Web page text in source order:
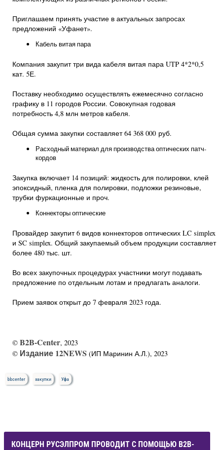
Приглашаем принять участие в актуальных запросах
предложений «Уфанет».
Кабель витая пара
Компания закупит три вида кабеля витая пара UTP 4*2*0,5
кат. 5Е.
Поставку необходимо осуществлять ежемесячно согласно
графику в 11 городов России. Совокупная годовая
потребность 4,8 млн метров кабеля.
Общая сумма закупки составляет 64 368 000 руб.
Расходный материал для производства оптических патч-
кордов
Закупка включает 14 позиций: жидкость для полировки, клей
эпоксидный, пленка для полировки, подложки резиновые,
трубки фуркационные и проч.
Коннекторы оптические
Провайдер закупит 6 видов коннекторов оптических LC simplex
и SC simplex. Общий закупаемый объем продукции составляет
более 480 тыс. шт.
Во всех закупочных процедурах участники могут подавать
предложение по отдельным лотам и предлагать аналоги.
Прием заявок открыт до 7 февраля 2023 года.
© B2B-Center, 2023
© Издание 12NEWS (ИП Маринин А.Л.), 2023
bbcenter закупки Уфа
КОНЦЕРН РУСЭЛПРОМ ПРОВОДИТ С ПОМОЩЬЮ B2B-